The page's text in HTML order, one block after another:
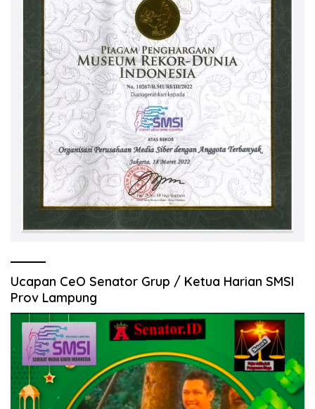
Ucapan CeO Senator Grup / Ketua Harian SMSI
Prov Lampung